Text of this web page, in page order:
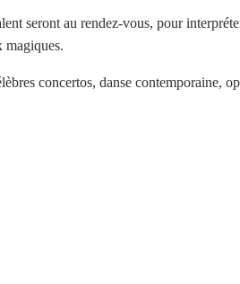
seront au rendez-vous, pour
magiques.
concertos, danse contemporaine,